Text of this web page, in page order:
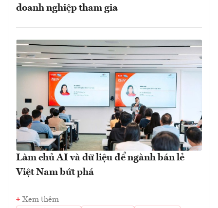
doanh nghiệp tham gia
Làm chủ AI và dữ liệu để ngành bán lẻ
Việt Nam bứt phá
Xem thêm